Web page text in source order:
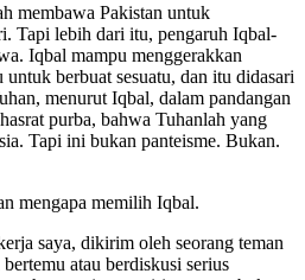
membawa Pakistan untuk
Tapi lebih dari itu, pengaruh Iqbal-
Iqbal mampu menggerakkan
berbuat sesuatu, dan itu didasari
menurut Iqbal, dalam pandangan
purba, bahwa Tuhanlah yang
Tapi ini bukan panteisme. Bukan.
mengapa memilih Iqbal.
saya, dikirim oleh seorang teman
atau berdiskusi serius